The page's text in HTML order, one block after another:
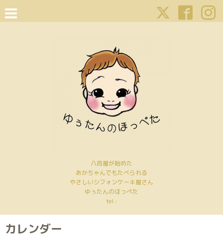
八百屋が始めた
あかちゃんでもたべられる
やさしいシフォンケーキ屋さん
ゆぅたんのほっぺた
tel :
カレンダー